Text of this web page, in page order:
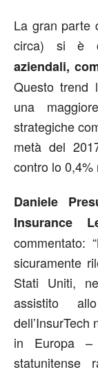
La gran parte
circa) si è
aziendali,
Questo trend
una
strategiche
metà del
contro lo 0,4%
Daniele
Insurance
commentato:
sicuramente
Stati Uniti,
assistito
in Europa
statunitense